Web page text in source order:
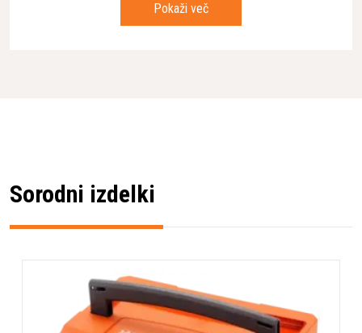
* Pridržujemo si pravico do napak na spletni strani tako v
odgovornosti.
Lastnosti
1,22 kg
Pokaži več
Sorodni izdelki